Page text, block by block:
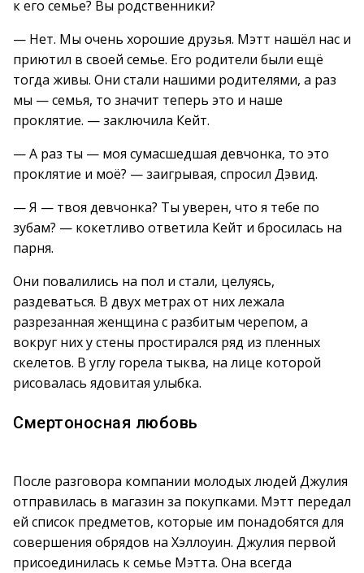
к его семье? Вы родственники?
— Нет. Мы очень хорошие друзья. Мэтт нашёл нас и
приютил в своей семье. Его родители были ещё
тогда живы. Они стали нашими родителями, а раз
мы — семья, то значит теперь это и наше
проклятие. — заключила Кейт.
— А раз ты — моя сумасшедшая девчонка, то это
проклятие и моё? — заигрывая, спросил Дэвид.
— Я — твоя девчонка? Ты уверен, что я тебе по
зубам? — кокетливо ответила Кейт и бросилась на
парня.
Они повалились на пол и стали, целуясь,
раздеваться. В двух метрах от них лежала
разрезанная женщина с разбитым черепом, а
вокруг них у стены простирался ряд из пленных
скелетов. В углу горела тыква, на лице которой
рисовалась ядовитая улыбка.
Смертоносная любовь
После разговора компании молодых людей Джулия
отправилась в магазин за покупками. Мэтт передал
ей список предметов, которые им понадобятся для
совершения обрядов на Хэллоуин. Джулия первой
присоединилась к семье Мэтта. Она всегда